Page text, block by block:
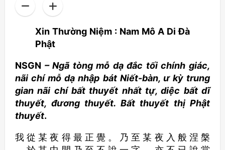
Xin Thường Niệm : Nam Mô A Di Đà
Phật
NSGN – Ngã tòng mỗ dạ đắc tối chính giác,
nãi chí mỗ dạ nhập bát Niết-bàn, ư kỳ trung
gian nãi chí bất thuyết nhất tự, diệc bất dĩ
thuyết, đương thuyết. Bất thuyết thị Phật
thuyết.
我 從 某 夜 得 最 正 覺 。 乃 至 某 夜 入 般 涅 槃